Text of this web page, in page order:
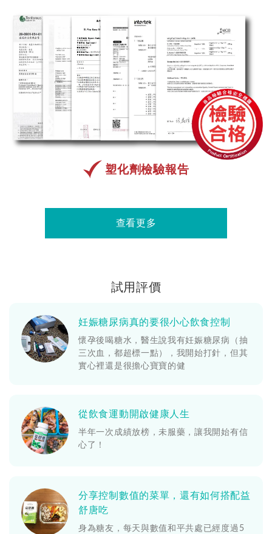
塑化劑檢驗報告
查看更多
試用評價
妊娠糖尿病真的要很小心飲食控制
懷孕後喝糖水，醫生說我有妊娠糖尿病（抽
三次血，都超標一點），我開始打針，但其
實心裡還是很擔心寶寶的健
從飲食運動開啟健康人生
半年一次成績放榜，未服藥，讓我開始有信
心了！
分享控制數值的菜單，還有如何搭配益
舒唐吃
身為糖友，每天與數值和平共處已經度過5